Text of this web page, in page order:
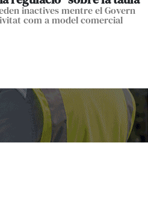
inactives mentre el Govern
com a model comercial